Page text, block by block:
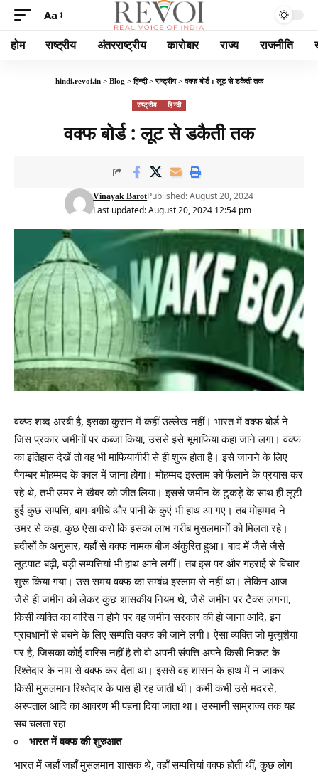
Aa
होम राष्ट्रीय अंतरराष्ट्रीय कारोबार राज्य राजनीति
hindi.revoi.in> Blog >हिन्दी>राष्ट्रीय>वक्फ बोर्ड : लूट से डकैती तक
राष्ट्रीय हिन्दी
वक्फ बोर्ड : लूट से डकैती तक
Last updated: August 20, 2024 12:54 pm
Vinayak BarotPublished: August 20, 2024
वक्फ शब्द अरबी है, इसका कुरान में कहीं उल्लेख नहीं। भारत में वक्फ बोर्ड ने
जिस प्रकार जमीनों पर कब्जा किया, उससे इसे भूमाफिया कहा जाने लगा। वक्फ
का इतिहास देखें तो वह भी माफियागीरी से ही शुरू होता है। इसे जानने के लिए
पैगम्बर मोहम्मद के काल में जाना होगा। मोहम्मद इस्लाम को फैलाने के प्रयास कर
रहे थे, तभी उमर ने खैबर को जीत लिया। इससे जमीन के टुकड़े के साथ ही लूटी
हुई कुछ सम्पत्ति, बाग-बगीचे और पानी के कुएं भी हाथ आ गए। तब मोहम्मद ने
उमर से कहा, कुछ ऐसा करो कि इसका लाभ गरीब मुसलमानों को मिलता रहे।
हदीसों के अनुसार, यहॉं से वक्फ नामक बीज अंकुरित हुआ। बाद में जैसे जैसे
लूटपाट बढ़ी, बड़ी सम्पत्तियां भी हाथ आने लगीं। तब इस पर और गहराई से विचार
शुरू किया गया। उस समय वक्फ का सम्बंध इस्लाम से नहीं था। लेकिन आज
जैसे ही जमीन को लेकर कुछ शासकीय नियम थे, जैसे जमीन पर टैक्स लगना,
किसी व्यक्ति का वारिस न होने पर वह जमीन सरकार की हो जाना आदि, इन
प्रावधानों से बचने के लिए सम्पत्ति वक्फ की जाने लगी। ऐसा व्यक्ति जो मृत्युशैया
पर है, जिसका कोई वारिस नहीं है तो वो अपनी संपत्ति अपने किसी निकट के
रिश्तेदार के नाम से वक्फ कर देता था। इससे वह शासन के हाथ में न जाकर
किसी मुसलमान रिश्तेदार के पास ही रह जाती थी। कभी कभी उसे मदरसे,
अस्पताल आदि का आवरण भी पहना दिया जाता था। उस्मानी साम्राज्य तक यह
सब चलता रहा
भारत में वक्फ की शुरुआत
भारत में जहॉं जहॉं मुसलमान शासक थे, वहॉं सम्पत्तियां वक्फ होती थीं, कुछ लोग